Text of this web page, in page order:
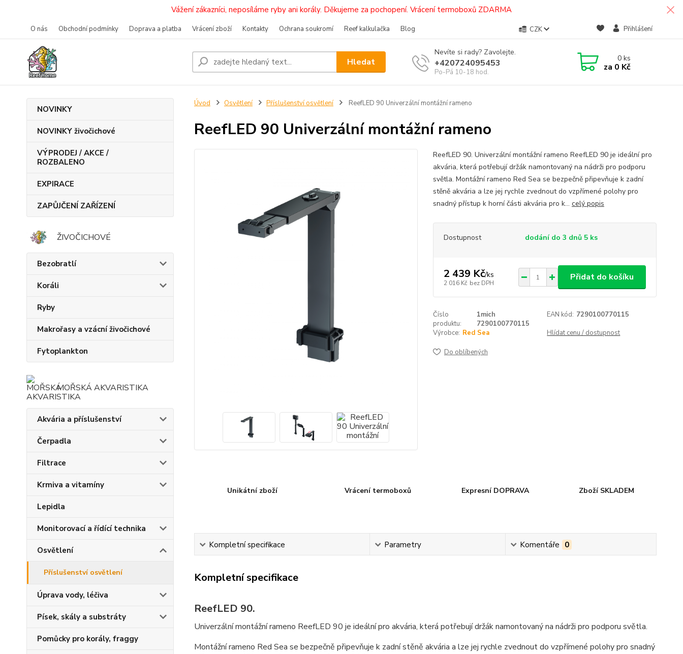
Vážení zákazníci, neposíláme ryby ani korály. Děkujeme za pochopení. Vrácení termoboxů ZDARMA
O nás Obchodní podmínky Doprava a platba Vrácení zboží Kontakty Ochrana soukromí Reef kalkulačka Blog CZK Přihlášení
Hledat
Nevíte si rady? Zavolejte.
+420724095453
Po-Pá 10-18 hod.
0ks
za 0 Kč
NOVINKY
NOVINKY živočichové
VÝPRODEJ / AKCE /
ROZBALENO
EXPIRACE
ZAPŮJČENÍ ZAŘÍZENÍ
ŽIVOČICHOVÉ
Bezobratlí
Koráli
Ryby
Makrořasy a vzácní živočichové
Fytoplankton
MOŘSKÁ AKVARISTIKA
Akvária a příslušenství
Čerpadla
Filtrace
Krmiva a vitamíny
Lepidla
Monitorovací a řídící technika
Osvětlení
Příslušenství osvětlení
Úprava vody, léčiva
Písek, skály a substráty
Pomůcky pro korály, fraggy
Úvod Osvětlení Příslušenství osvětlení ReefLED 90 Univerzální montážní rameno
ReefLED 90 Univerzální montážní rameno
ReefLED 90. Univerzální montážní rameno ReefLED 90 je ideální pro
akvária, která potřebují držák namontovaný na nádrži pro podporu
světla. Montážní rameno Red Sea se bezpečně připevňuje k zadní
stěně akvária a lze jej rychle zvednout do vzpřímené polohy pro
snadný přístup k horní části akvária pro k... celý popis
Dostupnost dodání do 3 dnů 5 ks
2 439 Kč/ks
2 016 Kč bez DPH
Přidat do košíku
Číslo
produktu:
1mich
7290100770115
EAN kód: 7290100770115
Výrobce: Red Sea Hlídat cenu / dostupnost
Do oblíbených
Unikátní zboží Vrácení termoboxů Expresní DOPRAVA Zboží SKLADEM
Kompletní specifikace Parametry Komentáře 0
Kompletní specifikace
ReefLED 90.
Univerzální montážní rameno ReefLED 90 je ideální pro akvária, která potřebují držák namontovaný na nádrži pro podporu světla.
Montážní rameno Red Sea se bezpečně připevňuje k zadní stěně akvária a lze jej rychle zvednout do vzpřímené polohy pro snadný